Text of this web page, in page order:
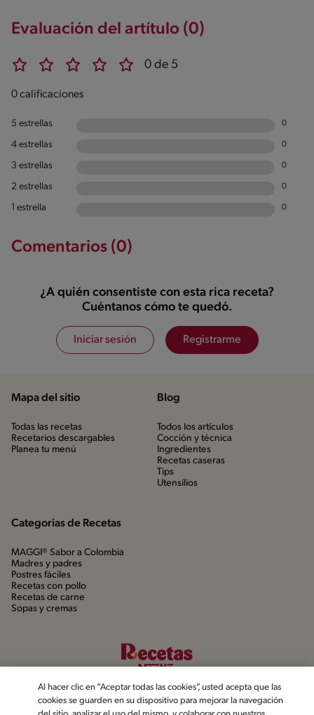
Evaluación del artítulo (0)
0 de 5
0 calificaciones
5 estrellas 0
4 estrellas 0
3 estrellas 0
2 estrellas 0
1 estrella 0
Comentarios (0)
¿A quién consentiste con esta rica receta?
Cuéntanos cómo te quedó.
Iniciar sesión Registrarme
Mapa del sitio
Todas las recetas
Recetarios descargables
Planea tu menú
Blog
Todos los artículos
Cocción y técnica
Ingredientes
Recetas caseras
Tips
Utensílios
Categorias de Recetas
MAGGI® Sabor a Colombia
Madres y padres
Postres fáciles
Recetas con pollo
Recetas de carne
Sopas y cremas
Al hacer clic en “Aceptar todas las cookies”, usted acepta que las
cookies se guarden en su dispositivo para mejorar la navegación